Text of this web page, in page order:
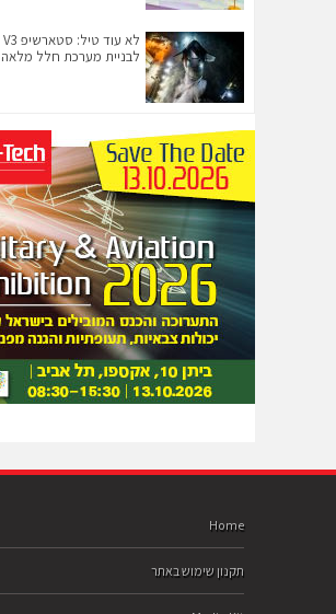
לבניית מערכת חלל מלאה
Home
תקנון שימוש באתר